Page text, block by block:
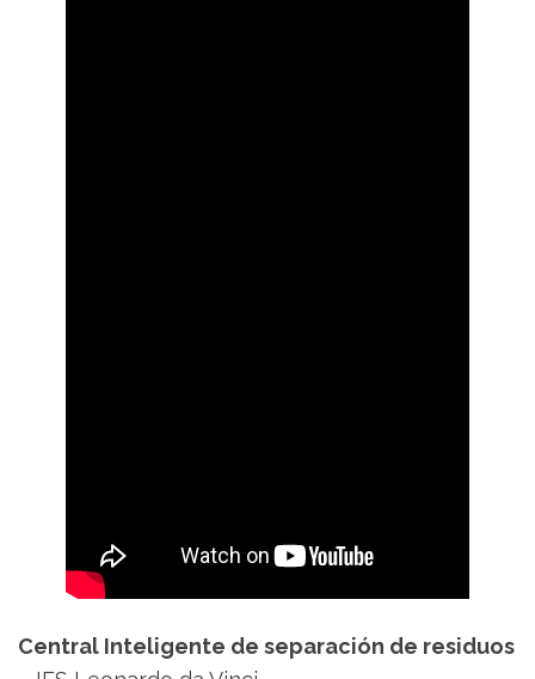
Central Inteligente de separación de residuos